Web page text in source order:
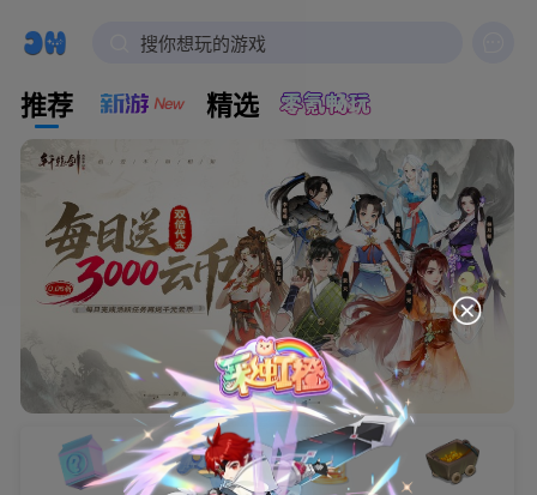
搜你想玩的游戏
推荐 精选